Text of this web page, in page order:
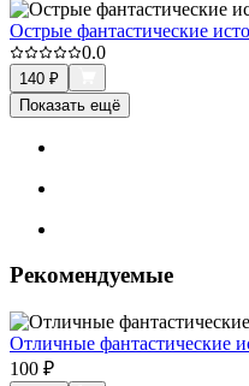
Острые фантастические
0.0
140 ₽
Показать ещё
Рекомендуемые
Отличные фантастические
100 ₽